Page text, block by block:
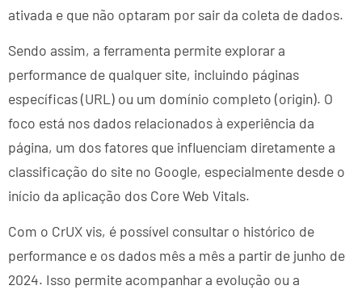
ativada e que não optaram por sair da coleta de dados.
Sendo assim, a ferramenta permite explorar a
performance de qualquer site, incluindo páginas
específicas (URL) ou um domínio completo (origin). O
foco está nos dados relacionados à experiência da
página, um dos fatores que influenciam diretamente a
classificação do site no Google, especialmente desde o
início da aplicação dos Core Web Vitals.
Com o CrUX vis, é possível consultar o histórico de
performance e os dados mês a mês a partir de junho de
2024. Isso permite acompanhar a evolução ou a